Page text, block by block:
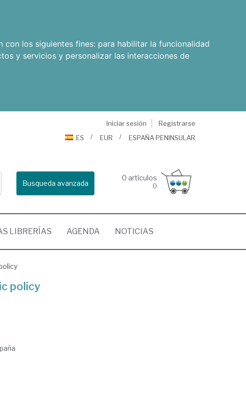
con los siguientes fines: para habilitar la funcionalidad
y servicios y personalizar las interacciones de
Iniciar sesión
Registrarse
ES
EUR ESPAÑA PENINSULAR
Busqueda avanzada
0 artículos
0
LIBRERÍAS AGENDA NOTICIAS
policy